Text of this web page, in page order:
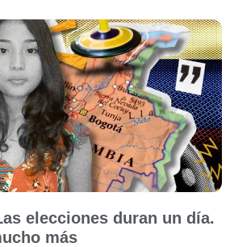
elecciones duran un día.
más